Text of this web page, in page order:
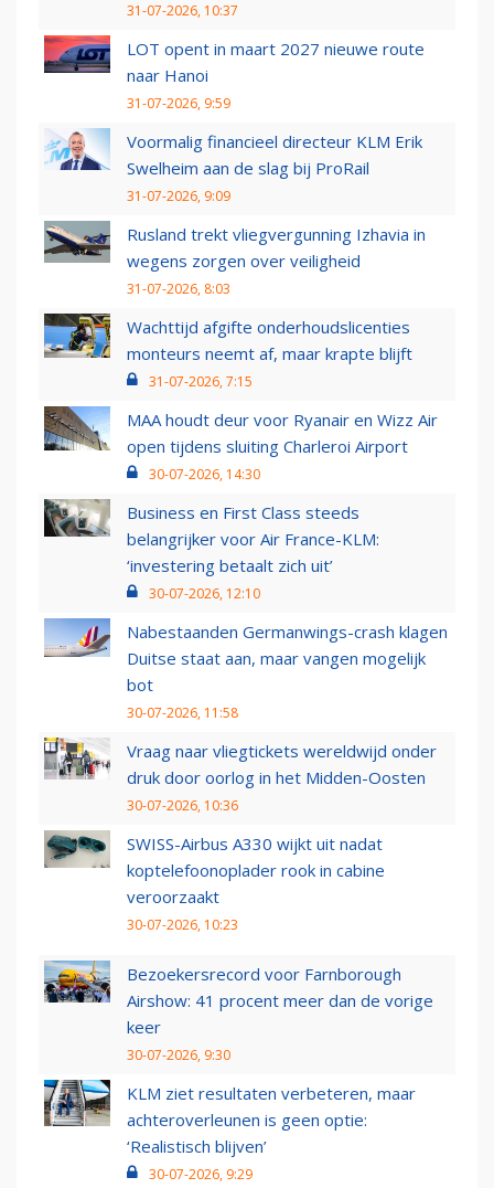
31-07-2026, 10:37
LOT opent in maart 2027 nieuwe route
naar Hanoi
31-07-2026, 9:59
Voormalig financieel directeur KLM Erik
Swelheim aan de slag bij ProRail
31-07-2026, 9:09
Rusland trekt vliegvergunning Izhavia in
wegens zorgen over veiligheid
31-07-2026, 8:03
Wachttijd afgifte onderhoudslicenties
monteurs neemt af, maar krapte blijft
31-07-2026, 7:15
MAA houdt deur voor Ryanair en Wizz Air
open tijdens sluiting Charleroi Airport
30-07-2026, 14:30
Business en First Class steeds
belangrijker voor Air France-KLM:
‘investering betaalt zich uit’
30-07-2026, 12:10
Nabestaanden Germanwings-crash klagen
Duitse staat aan, maar vangen mogelijk
bot
30-07-2026, 11:58
Vraag naar vliegtickets wereldwijd onder
druk door oorlog in het Midden-Oosten
30-07-2026, 10:36
SWISS-Airbus A330 wijkt uit nadat
koptelefoonoplader rook in cabine
veroorzaakt
30-07-2026, 10:23
Bezoekersrecord voor Farnborough
Airshow: 41 procent meer dan de vorige
keer
30-07-2026, 9:30
KLM ziet resultaten verbeteren, maar
achteroverleunen is geen optie:
‘Realistisch blijven’
30-07-2026, 9:29